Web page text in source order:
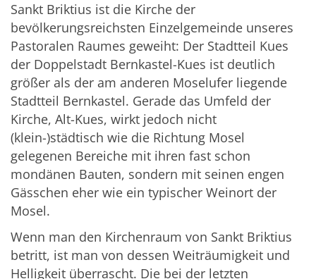
Sankt Briktius ist die Kirche der
bevölkerungsreichsten Einzelgemeinde unseres
Pastoralen Raumes geweiht: Der Stadtteil Kues
der Doppelstadt Bernkastel-Kues ist deutlich
größer als der am anderen Moselufer liegende
Stadtteil Bernkastel. Gerade das Umfeld der
Kirche, Alt-Kues, wirkt jedoch nicht
(klein-)städtisch wie die Richtung Mosel
gelegenen Bereiche mit ihren fast schon
mondänen Bauten, sondern mit seinen engen
Gässchen eher wie ein typischer Weinort der
Mosel.
Wenn man den Kirchenraum von Sankt Briktius
betritt, ist man von dessen Weiträumigkeit und
Helligkeit überrascht. Die bei der letzten